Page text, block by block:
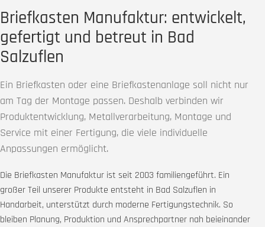
Briefkasten Manufaktur: entwickelt,
gefertigt und betreut in Bad
Salzuflen
Ein Briefkasten oder eine Briefkastenanlage soll nicht nur
am Tag der Montage passen. Deshalb verbinden wir
Produktentwicklung, Metallverarbeitung, Montage und
Service mit einer Fertigung, die viele individuelle
Anpassungen ermöglicht.
Die Briefkasten Manufaktur ist seit 2003 familiengeführt. Ein
großer Teil unserer Produkte entsteht in Bad Salzuflen in
Handarbeit, unterstützt durch moderne Fertigungstechnik. So
bleiben Planung, Produktion und Ansprechpartner nah beieinander